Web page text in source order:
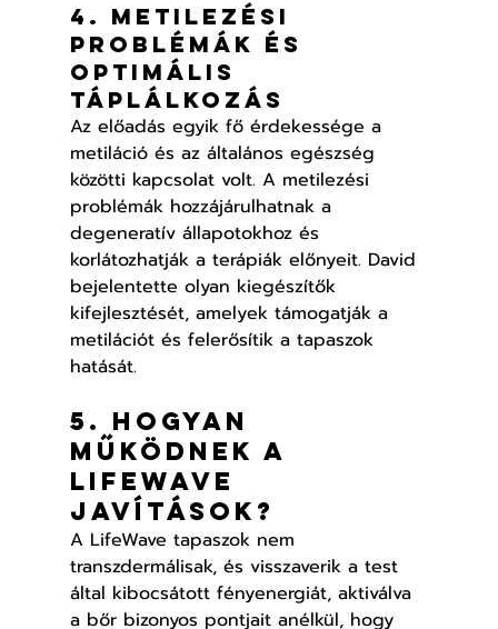
4. Metilezési
problémák és
optimális
táplálkozás
Az előadás egyik fő érdekessége a
metiláció és az általános egészség
közötti kapcsolat volt. A metilezési
problémák hozzájárulhatnak a
degeneratív állapotokhoz és
korlátozhatják a terápiák előnyeit. David
bejelentette olyan kiegészítők
kifejlesztését, amelyek támogatják a
metilációt és felerősítik a tapaszok
hatását.
5. Hogyan
működnek a
LifeWave
javítások?
A LifeWave tapaszok nem
transzdermálisak, és visszaverik a test
által kibocsátott fényenergiát, aktiválva
a bőr bizonyos pontjait anélkül, hogy